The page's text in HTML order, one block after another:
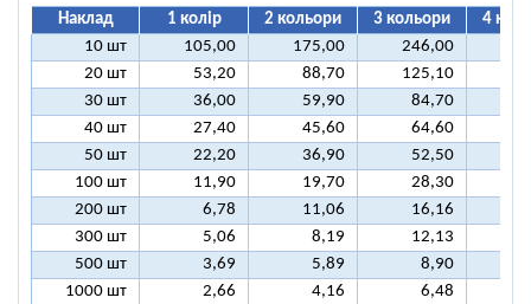
Наклад 1 колір 2 кольори 3 кольори
4
10 шт
105,00 175,00 246,00
20 шт
53,20 88,70 125,10
30 шт
36,00 59,90 84,70
40 шт
27,40 45,60 64,60
50 шт
22,20 36,90 52,50
100 шт
11,90 19,70 28,30
200 шт
6,78 11,06 16,16
300 шт
5,06 8,19 12,13
500 шт
3,69 5,89 8,90
1000 шт
2,66 4,16 6,48